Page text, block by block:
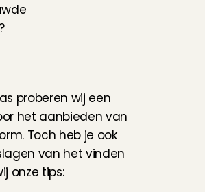
proberen wij een
het aanbieden van
Toch heb je ook
van het vinden
onze tips: